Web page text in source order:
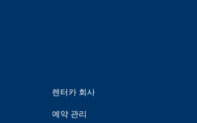
렌터카 회사
예약 관리